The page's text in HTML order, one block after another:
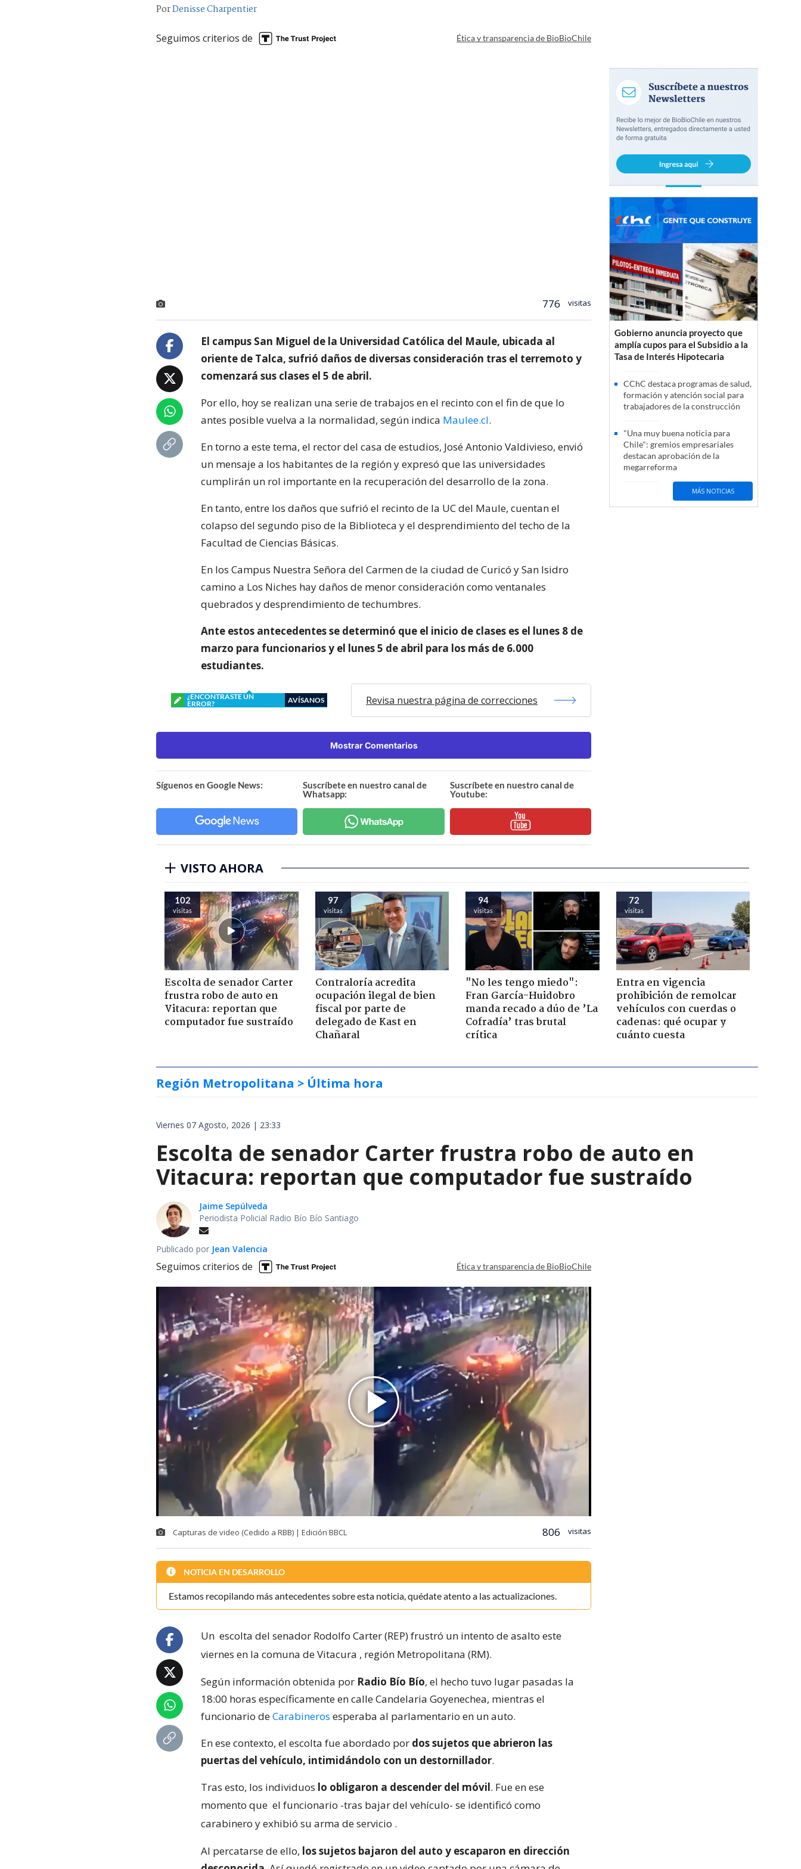
PorDenisse Charpentier
Seguimos criterios de Ética y transparencia de BioBioChile
776 visitas
El campus San Miguel de la Universidad Católica del Maule, ubicada al
oriente de Talca, sufrió daños de diversas consideración tras el terremoto y
comenzará sus clases el 5 de abril.
Por ello, hoy se realizan una serie de trabajos en el recinto con el fin de que lo
antes posible vuelva a la normalidad, según indica Maulee.cl.
En torno a este tema, el rector del casa de estudios, José Antonio Valdivieso, envió
un mensaje a los habitantes de la región y expresó que las universidades
cumplirán un rol importante en la recuperación del desarrollo de la zona.
En tanto, entre los daños que sufrió el recinto de la UC del Maule, cuentan el
colapso del segundo piso de la Biblioteca y el desprendimiento del techo de la
Facultad de Ciencias Básicas.
En los Campus Nuestra Señora del Carmen de la ciudad de Curicó y San Isidro
camino a Los Niches hay daños de menor consideración como ventanales
quebrados y desprendimiento de techumbres.
Ante estos antecedentes se determinó que el inicio de clases es el lunes 8 de
marzo para funcionarios y el lunes 5 de abril para los más de 6.000
estudiantes.
¿ENCONTRASTE UN
ERROR?
AVÍSANOS Revisa nuestra página de correcciones
Mostrar Comentarios
Síguenos en Google News:
Suscríbete en nuestro canal de
Whatsapp:
Suscríbete en nuestro canal de
Youtube:
Gobierno anuncia proyecto que
amplía cupos para el Subsidio a la
Tasa de Interés Hipotecaria
CChC destaca programas de salud,
formación y atención social para
trabajadores de la construcción
"Una muy buena noticia para
Chile": gremios empresariales
destacan aprobación de la
megarreforma
MÁS NOTICIAS
VISTO AHORA
102
visitas
Escolta de senador Carter
frustra robo de auto en
Vitacura: reportan que
computador fue sustraído
97
visitas
Contraloría acredita
ocupación ilegal de bien
fiscal por parte de
delegado de Kast en
Chañaral
94
visitas
"No les tengo miedo":
Fran García-Huidobro
manda recado a dúo de ’La
Cofradía’ tras brutal
crítica
72
visitas
Entra en vigencia
prohibición de remolcar
vehículos con cuerdas o
cadenas: qué ocupar y
cuánto cuesta
Región Metropolitana > Última hora
Viernes 07 Agosto, 2026 | 23:33
Escolta de senador Carter frustra robo de auto en
Vitacura: reportan que computador fue sustraído
Jaime Sepúlveda
Periodista Policial Radio Bío Bío Santiago
Publicado por Jean Valencia
Seguimos criterios de Ética y transparencia de BioBioChile
Capturas de video (Cedido a RBB) | Edición BBCL 806 visitas
NOTICIA EN DESARROLLO
Estamos recopilando más antecedentes sobre esta noticia, quédate atento a las actualizaciones.
Un escolta del senador Rodolfo Carter (REP) frustró un intento de asalto este
viernes en la comuna de Vitacura , región Metropolitana (RM).
Según información obtenida por Radio Bío Bío, el hecho tuvo lugar pasadas la
18:00 horas específicamente en calle Candelaria Goyenechea, mientras el
funcionario deCarabineros esperaba al parlamentario en un auto.
En ese contexto, el escolta fue abordado por dos sujetos que abrieron las
puertas del vehículo, intimidándolo con un destornillador.
Tras esto, los individuos lo obligaron a descender del móvil. Fue en ese
momento que el funcionario -tras bajar del vehículo- se identificó como
carabinero y exhibió su arma de servicio .
Al percatarse de ello, los sujetos bajaron del auto y escaparon en dirección